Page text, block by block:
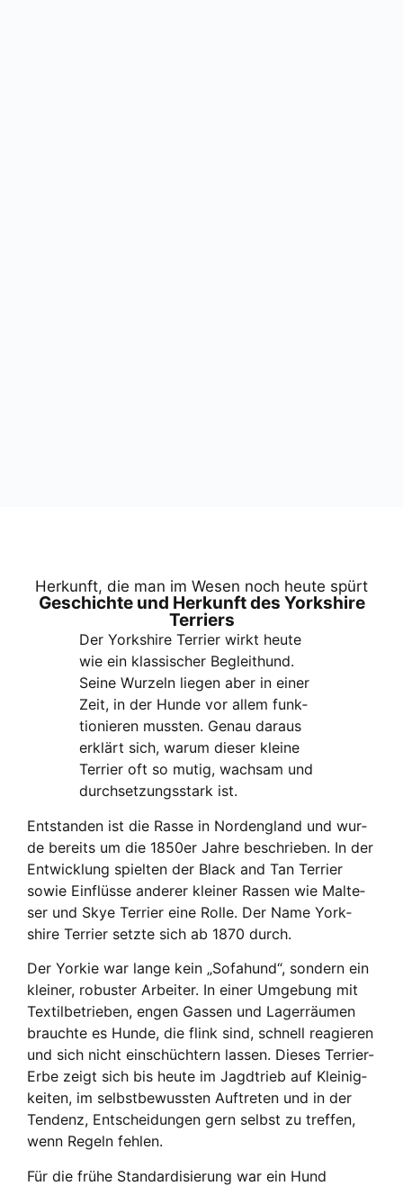
Her­kunft, die man im Wesen noch heu­te spürt
Geschich­te und Her­kunft des York­shire
Ter­ri­ers
Der York­shire Ter­ri­er wirkt heu­te
wie ein klas­si­scher Begleit­hund.
Sei­ne Wur­zeln lie­gen aber in einer
Zeit, in der Hun­de vor allem funk­
tio­nie­ren muss­ten. Genau dar­aus
erklärt sich, war­um die­ser klei­ne
Ter­ri­er oft so mutig, wach­sam und
durch­set­zungs­stark ist.
Ent­stan­den ist die Ras­se in Nord­eng­land und wur­
de bereits um die 1850er Jah­re beschrie­ben. In der
Ent­wick­lung spiel­ten der Black and Tan Ter­ri­er
sowie Ein­flüs­se ande­rer klei­ner Ras­sen wie Mal­te­
ser und Skye Ter­ri­er eine Rol­le. Der Name York­
shire Ter­ri­er setz­te sich ab 1870 durch.
Der Yor­kie war lan­ge kein „Sofa­hund“, son­dern ein
klei­ner, robus­ter Arbei­ter. In einer Umge­bung mit
Tex­til­be­trie­ben, engen Gas­sen und Lager­räu­men
brauch­te es Hun­de, die flink sind, schnell reagie­ren
und sich nicht ein­schüch­tern las­sen. Die­ses Ter­ri­er-
Erbe zeigt sich bis heu­te im Jagd­trieb auf Klei­nig­
kei­ten, im selbst­be­wuss­ten Auf­tre­ten und in der
Ten­denz, Ent­schei­dun­gen gern selbst zu tref­fen,
wenn Regeln feh­len.
Für die frü­he Stan­dar­di­sie­rung war ein Hund